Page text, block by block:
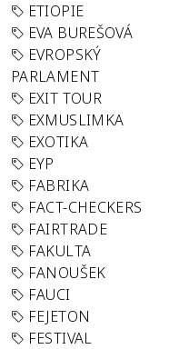
ETIOPIE
EVA BUREŠOVÁ
EVROPSKÝ
PARLAMENT
EXIT TOUR
EXMUSLIMKA
EXOTIKA
EYP
FABRIKA
FACT-CHECKERS
FAIRTRADE
FAKULTA
FANOUŠEK
FAUCI
FEJETON
FESTIVAL